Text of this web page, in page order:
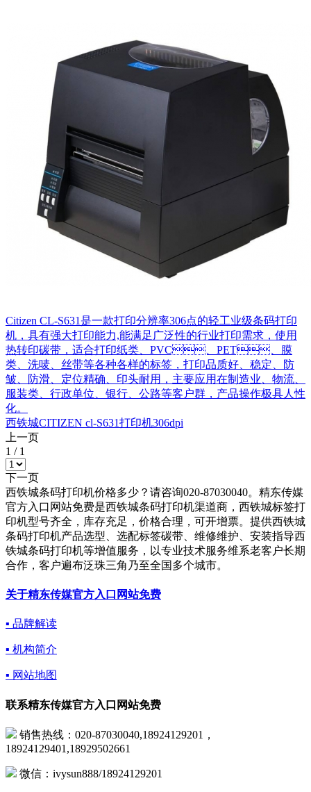
Citizen CL-S631是一款打印分辨率306点的轻工业级条码打印
机，具有强大打印能力,能满足广泛性的行业打印需求，使用
热转印碳带，适合打印纸类、PVC、PET、膜
类、洗唛、丝带等各种各样的标签，打印品质好、稳定、防
皱、防滑、定位精确、印头耐用，主要应用在制造业、物流、
服装类、行政单位、银行、公路等客户群，产品操作极具人性
化。
西铁城CITIZEN cl-S631打印机306dpi
上一页
1 / 1
下一页
西铁城条码打印机价格多少？请咨询020-87030040。精东传媒
官方入口网站免费是西铁城条码打印机渠道商，西铁城标签打
印机型号齐全，库存充足，价格合理，可开增票。提供西铁城
条码打印机产品选型、选配标签碳带、维修维护、安装指导西
铁城条码打印机等增值服务，以专业技术服务维系老客户长期
合作，客户遍布泛珠三角乃至全国多个城市。
关于精东传媒官方入口网站免费
▪ 品牌解读
▪ 机构简介
▪ 网站地图
联系精东传媒官方入口网站免费
销售热线：020-87030040,18924129201，
18924129401,18929502661
微信：ivysun888/18924129201